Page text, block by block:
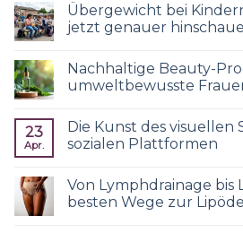
Übergewicht bei
jetzt genauer
Nachhaltige Beauty-
umweltbewusste
23
Apr.
Die Kunst des visuellen
sozialen Plattformen
Von Lymphdrainage bis
besten Wege zur